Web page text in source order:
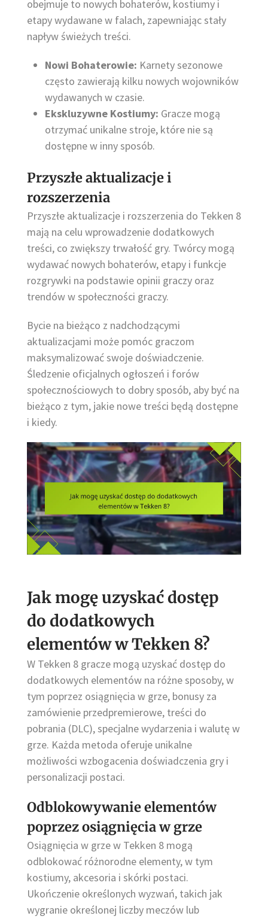
obejmuje to nowych bohaterów, kostiumy i
etapy wydawane w falach, zapewniając stały
napływ świeżych treści.
Nowi Bohaterowie: Karnety sezonowe
często zawierają kilku nowych wojowników
wydawanych w czasie.
Ekskluzywne Kostiumy: Gracze mogą
otrzymać unikalne stroje, które nie są
dostępne w inny sposób.
Przyszłe aktualizacje i
rozszerzenia
Przyszłe aktualizacje i rozszerzenia do Tekken 8
mają na celu wprowadzenie dodatkowych
treści, co zwiększy trwałość gry. Twórcy mogą
wydawać nowych bohaterów, etapy i funkcje
rozgrywki na podstawie opinii graczy oraz
trendów w społeczności graczy.
Bycie na bieżąco z nadchodzącymi
aktualizacjami może pomóc graczom
maksymalizować swoje doświadczenie.
Śledzenie oficjalnych ogłoszeń i forów
społecznościowych to dobry sposób, aby być na
bieżąco z tym, jakie nowe treści będą dostępne
i kiedy.
Jak mogę uzyskać dostęp
do dodatkowych
elementów w Tekken 8?
W Tekken 8 gracze mogą uzyskać dostęp do
dodatkowych elementów na różne sposoby, w
tym poprzez osiągnięcia w grze, bonusy za
zamówienie przedpremierowe, treści do
pobrania (DLC), specjalne wydarzenia i walutę w
grze. Każda metoda oferuje unikalne
możliwości wzbogacenia doświadczenia gry i
personalizacji postaci.
Odblokowywanie elementów
poprzez osiągnięcia w grze
Osiągnięcia w grze w Tekken 8 mogą
odblokować różnorodne elementy, w tym
kostiumy, akcesoria i skórki postaci.
Ukończenie określonych wyzwań, takich jak
wygranie określonej liczby meczów lub